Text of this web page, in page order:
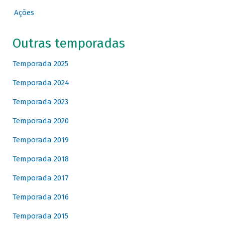
Ações
Outras temporadas
Temporada 2025
Temporada 2024
Temporada 2023
Temporada 2020
Temporada 2019
Temporada 2018
Temporada 2017
Temporada 2016
Temporada 2015